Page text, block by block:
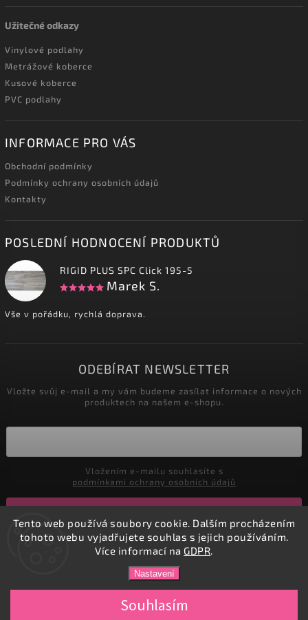
Tento web používá soubory cookie. Dalším procházením
tohoto webu vyjadřujete souhlas s jejich používáním.
Více informací na GDPR.
Nastavení
Souhlasím
Užitečné odkazy
Vinylové podlahy
Metrážové koberce
Kusové koberce
PVC podlahy
INFORMACE PRO VÁS
Obchodní podmínky
Podmínky ochrany osobních údajů
Kontakty
POSLEDNÍ HODNOCENÍ PRODUKTŮ
RIGID PLUS SPC Click 195-5
Marek S.
Vše v pořádku, rychlá doprava.
ODEBÍRAT NEWSLETTER
Vložte svůj e-mail a my vám budeme zasílat informace o nových
produktech na našem e-shopu.
podmínkami ochrany osobních údajů
DADATEX E-shop. Všechna práva vyhrazena.
Shoptet